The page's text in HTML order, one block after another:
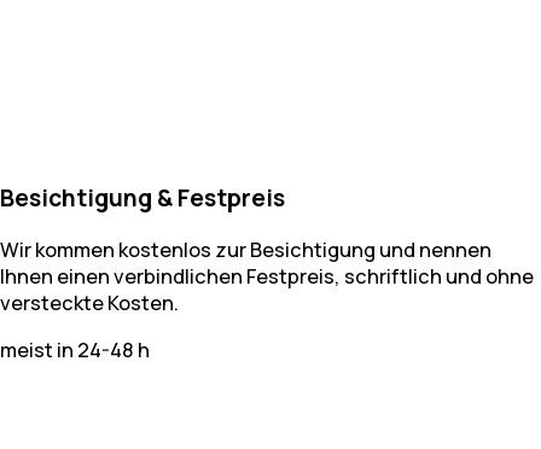
Besichtigung & Festpreis
Wir kommen kostenlos zur Besichtigung und nennen
Ihnen einen verbindlichen Festpreis, schriftlich und ohne
versteckte Kosten.
meist in 24-48 h